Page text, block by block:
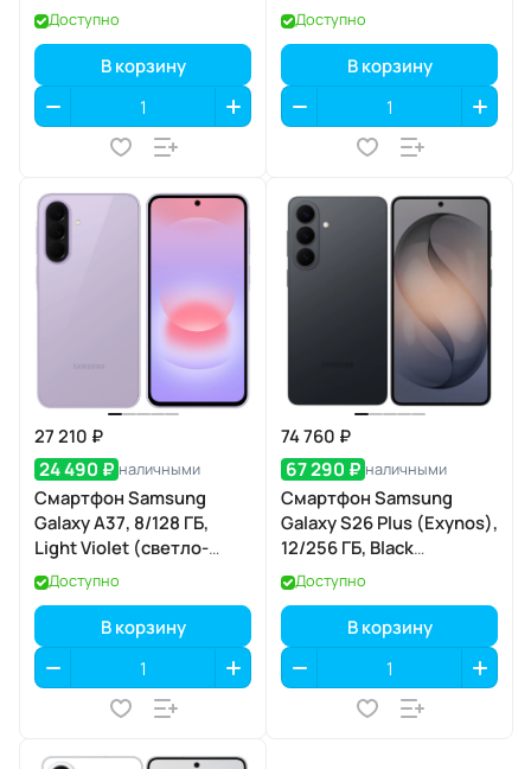
Доступно
В корзину
Доступно
В корзину
27 210 ₽
24 490 ₽ наличными
Смартфон Samsung
Galaxy A37, 8/128 ГБ,
Light Violet (светло-
фиолетовый)
Доступно
В корзину
74 760 ₽
67 290 ₽ наличными
Смартфон Samsung
Galaxy S26 Plus (Exynos),
12/256 ГБ, Black
(чёрный)
Доступно
В корзину